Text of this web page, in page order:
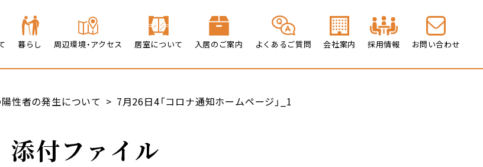
暮らし 周辺環境・アクセス 居室について 入居のご案内 よくあるご質問 会社案内 採用情報 お問い合わせ
性者の発生について 7月26日4「コロナ通知ホームページ」_1
添付ファイル